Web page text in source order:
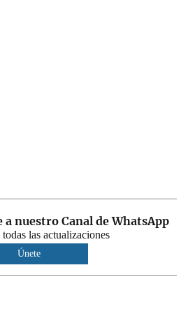
a nuestro Canal de WhatsApp
las actualizaciones
Únete